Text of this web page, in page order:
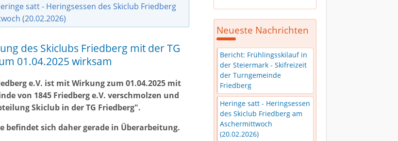
satt - Heringsessen des Skiclub Friedberg
(20.02.2026)
des Skiclubs Friedberg mit der TG
01.04.2025 wirksam
e.V. ist mit Wirkung zum 01.04.2025 mit
von 1845 Friedberg e.V. verschmolzen und
Skiclub in der TG Friedberg".
befindet sich daher gerade in Überarbeitung.
Neueste Nachrichten
Bericht: Frühlingsskilauf in
der Steiermark - Skifreizeit
der Turngemeinde
Friedberg
Heringe satt - Heringsessen
des Skiclub Friedberg am
Aschermittwoch
(20.02.2026)